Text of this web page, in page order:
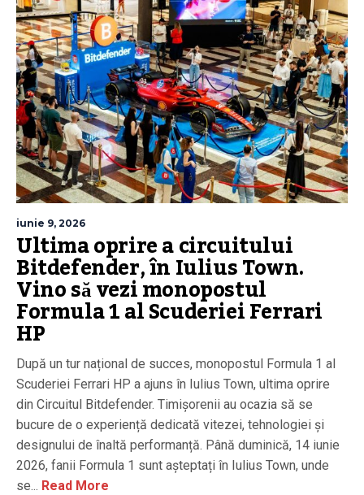
iunie 9, 2026
Ultima oprire a circuitului
Bitdefender, în Iulius Town.
Vino să vezi monopostul
Formula 1 al Scuderiei Ferrari
HP
După un tur național de succes, monopostul Formula 1 al
Scuderiei Ferrari HP a ajuns în Iulius Town, ultima oprire
din Circuitul Bitdefender. Timișorenii au ocazia să se
bucure de o experiență dedicată vitezei, tehnologiei și
designului de înaltă performanță. Până duminică, 14 iunie
2026, fanii Formula 1 sunt așteptați în Iulius Town, unde
se... Read More